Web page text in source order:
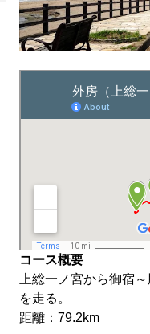
コース概要
上総一ノ宮から御宿
を走る。
距離：79.2km